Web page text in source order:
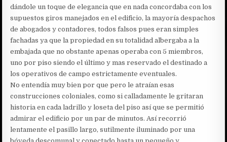
dándole un toque de elegancia que en nada concordaba con los
supuestos giros manejados en el edificio, la mayoría despachos
de abogados y contadores, todos falsos pues eran simples
fachadas ya que la propiedad en su totalidad albergaba a la
embajada que no obstante apenas operaba con 5 miembros,
uno por piso siendo el último y mas reservado el destinado a
los operativos de campo estrictamente eventuales.
No entendía muy bien por que pero le atraían esas
construcciones coloniales, como si calladamente le gritaran
historia en cada ladrillo y loseta del piso así que se permitió
admirar el edificio por un par de minutos. Así recorrió
lentamente el pasillo largo, sutilmente iluminado por una